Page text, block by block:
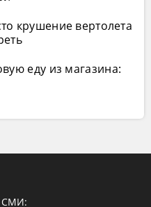
крушение вертолета
еду из магазина:
СМИ: